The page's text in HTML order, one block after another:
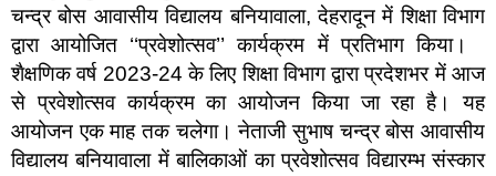
चन्द्र बोस आवासीय विद्यालय बनियावाला, देहरादून में शिक्षा विभाग
द्वारा आयोजित ‘‘प्रवेशोत्सव’’ कार्यक्रम में प्रतिभाग किया।
शैक्षणिक वर्ष 2023-24 के लिए शिक्षा विभाग द्वारा प्रदेशभर में आज
से प्रवेशोत्सव कार्यक्रम का आयोजन किया जा रहा है। यह
आयोजन एक माह तक चलेगा। नेताजी सुभाष चन्द्र बोस आवासीय
विद्यालय बनियावाला में बालिकाओं का प्रवेशोत्सव विद्यारम्भ संस्कार